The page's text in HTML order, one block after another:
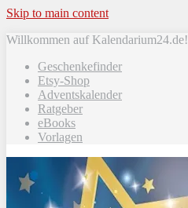
Skip to main content
Willkommen auf Kalendarium24.de!
Geschenkefinder
Etsy-Shop
Adventskalender
Ratgeber
eBooks
Vorlagen